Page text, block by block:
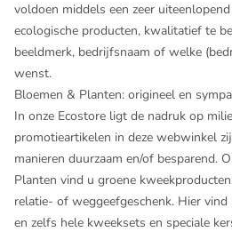
voldoen middels een zeer
ecologische producten, kwalitatief te
beeldmerk, bedrijfsnaam of welke
wenst.
Bloemen & Planten: origineel en
In onze Ecostore ligt de nadruk op
promotieartikelen in deze webwinkel
manieren duurzaam en/of besparend.
Planten vind u groene
relatie- of weggeefgeschenk. Hier vind
en zelfs hele kweeksets en speciale